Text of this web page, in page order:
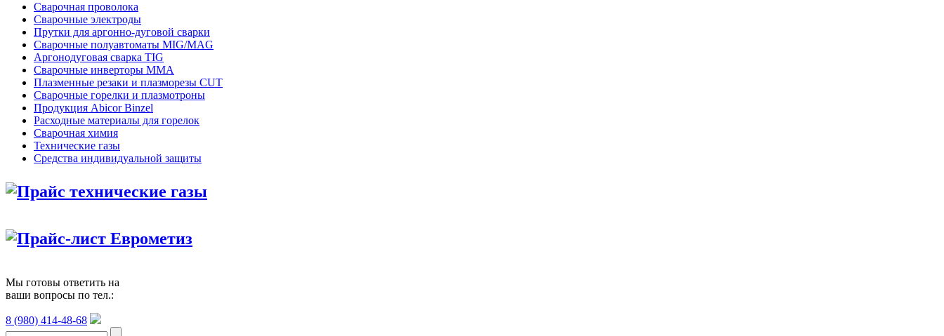
Сварочная проволока
Сварочные электроды
Прутки для аргонно-дуговой сварки
Сварочные полуавтоматы MIG/MAG
Аргонодуговая сварка TIG
Сварочные инверторы MMA
Плазменные резаки и плазморезы CUT
Сварочные горелки и плазмотроны
Продукция Abicor Binzel
Расходные материалы для горелок
Сварочная химия
Технические газы
Средства индивидуальной защиты
Прайс технические газы
Прайс-лист Еврометиз
Мы готовы ответить на
ваши вопросы по тел.:
8 (980) 414-48-68